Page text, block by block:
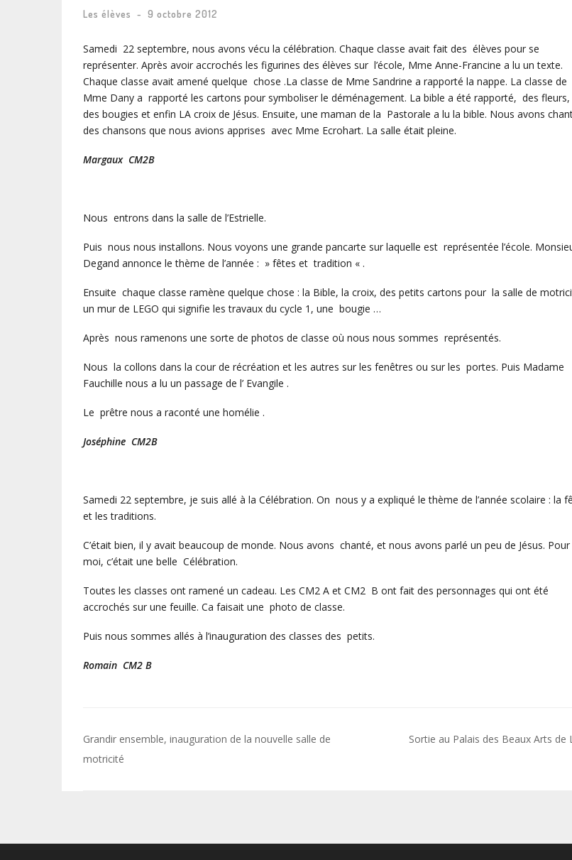
Les élèves - 9 octobre 2012
Samedi 22 septembre, nous avons vécu la célébration. Chaque classe avait fait des élèves pour se
représenter. Après avoir accrochés les figurines des élèves sur l’école, Mme Anne-Francine a lu un texte.
Chaque classe avait amené quelque chose .La classe de Mme Sandrine a rapporté la nappe. La classe de
Mme Dany a rapporté les cartons pour symboliser le déménagement. La bible a été rapporté, des fleurs,
des bougies et enfin LA croix de Jésus. Ensuite, une maman de la Pastorale a lu la bible. Nous avons
des chansons que nous avions apprises avec Mme Ecrohart. La salle était pleine.
Margaux CM2B
Nous entrons dans la salle de l’Estrielle.
Puis nous nous installons. Nous voyons une grande pancarte sur laquelle est représentée l’école.
Degand annonce le thème de l’année : » fêtes et tradition « .
Ensuite chaque classe ramène quelque chose : la Bible, la croix, des petits cartons pour la salle de
un mur de LEGO qui signifie les travaux du cycle 1, une bougie …
Après nous ramenons une sorte de photos de classe où nous nous sommes représentés.
Nous la collons dans la cour de récréation et les autres sur les fenêtres ou sur les portes. Puis Madame
Fauchille nous a lu un passage de l’ Evangile .
Le prêtre nous a raconté une homélie .
Joséphine CM2B
Samedi 22 septembre, je suis allé à la Célébration. On nous y a expliqué le thème de l’année scolaire : la
et les traditions.
C’était bien, il y avait beaucoup de monde. Nous avons chanté, et nous avons parlé un peu de Jésus. Pour
moi, c’était une belle Célébration.
Toutes les classes ont ramené un cadeau. Les CM2 A et CM2 B ont fait des personnages qui ont été
accrochés sur une feuille. Ca faisait une photo de classe.
Puis nous sommes allés à l’inauguration des classes des petits.
Romain CM2 B
Navigation
de
Grandir ensemble, inauguration de la nouvelle salle de
motricité
Sortie au Palais des Beaux Arts de